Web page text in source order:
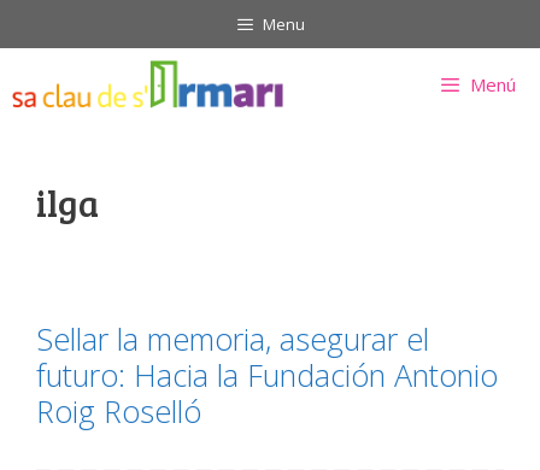
al
Menu
Menú
ilga
Sellar la memoria, asegurar el
futuro: Hacia la Fundación Antonio
Roig Roselló